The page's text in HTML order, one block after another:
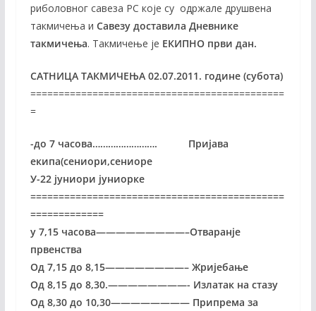
риболовног савеза РС које су одржале друшвена
такмичења и Савезу доставила Дневнике
такмичења. Такмичење је ЕКИПНО први дан.
САТНИЦА ТАКМИЧЕЊА 02.07.2011. године (субота)
=============================================
=
-до 7 часова……………………. Пријава
екипа(сениори,сениоре
У-22 јуниори јуниорке
=============================================
=============
у 7,15 часова—————————–Отваранје
првенства
Од 7,15 до 8,15————————– Жријебање
Од 8,15 до 8,30.————————- Излатак на стазу
Од 8,30 до 10,30———————— Припрема за